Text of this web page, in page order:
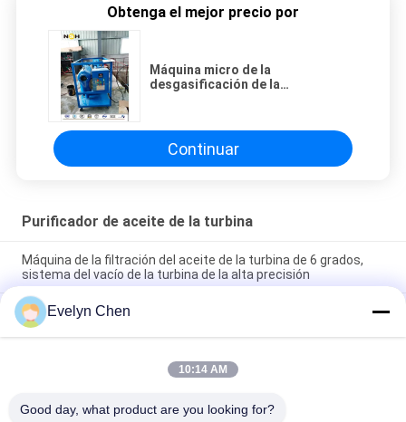
Obtenga el mejor precio por
Máquina micro de la
desgasificación de la
de la filtración
Continuar
Purificador de aceite de la turbina
Máquina de la filtración del aceite de la turbina de 6 grados,
sistema del vacío de la turbina de la alta precisión
Aceite que recicla rendimiento del sistema de la regeneración
del aceite de la turbina del vacío alto
Retiro 600-18000L/H de la partícula de la humedad del
purificador de aceite de la turbina de la central eléctrica de
Evelyn Chen
10:14 AM
Good day, what product are you looking for?